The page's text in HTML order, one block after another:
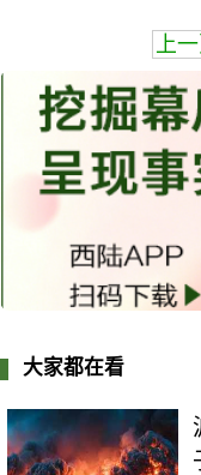
上
大家都在看